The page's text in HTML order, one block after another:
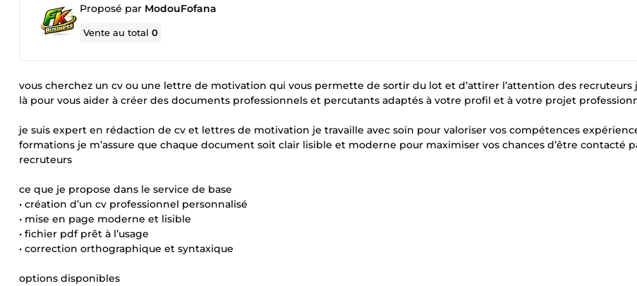
Proposé par ModouFofana
Vente au total0
vous cherchez un cv ou une lettre de motivation qui vous permette de sortir du lot et d’attirer l’attention des recruteurs
là pour vous aider à créer des documents professionnels et percutants adaptés à votre profil et à votre projet
je suis expert en rédaction de cv et lettres de motivation je travaille avec soin pour valoriser vos compétences
formations je m’assure que chaque document soit clair lisible et moderne pour maximiser vos chances d’être contacté
recruteurs
ce que je propose dans le service de base
• création d’un cv professionnel personnalisé
• mise en page moderne et lisible
• fichier pdf prêt à l’usage
• correction orthographique et syntaxique
options disponibles